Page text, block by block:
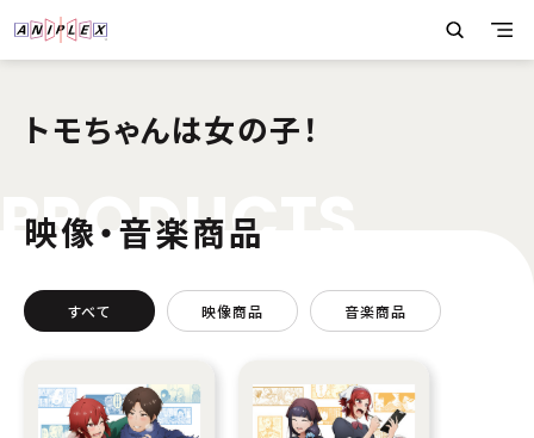
トモちゃんは女の子！
PRODUC
映像・音楽商品
すべて 映像商品 音楽商品